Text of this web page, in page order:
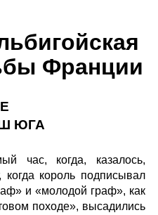
Франции
ЮГА
час, когда, казалось,
когда король подписывал
и «молодой граф», как
походе», высадились